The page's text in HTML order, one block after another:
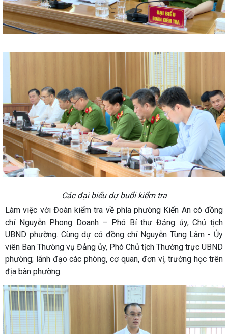
Các đại biểu dự buổi kiểm tra
Làm việc với Đoàn kiểm tra về phía phường Kiến An có đồng
chí Nguyễn Phong Doanh – Phó Bí thư Đảng ủy, Chủ tịch
UBND phường. Cùng dự có đồng chí Nguyễn Tùng Lâm - Ủy
viên Ban Thường vụ Đảng ủy, Phó Chủ tịch Thường trực UBND
phường; lãnh đạo các phòng, cơ quan, đơn vị, trường học trên
địa bàn phường.